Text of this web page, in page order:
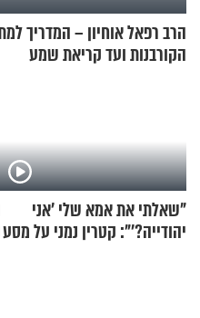
הרב רפאל אוחיון – המדריך
הקורבנות ועד קריאת שמע
"שאלתי את אמא שלי 'אני
יהודייה?'": קטרין נמני על מסע